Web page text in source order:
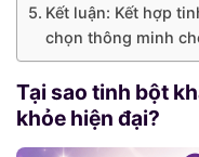
Kết luận: Kết hợp
chọn thông minh
Tại sao tinh bột
khỏe hiện đại?